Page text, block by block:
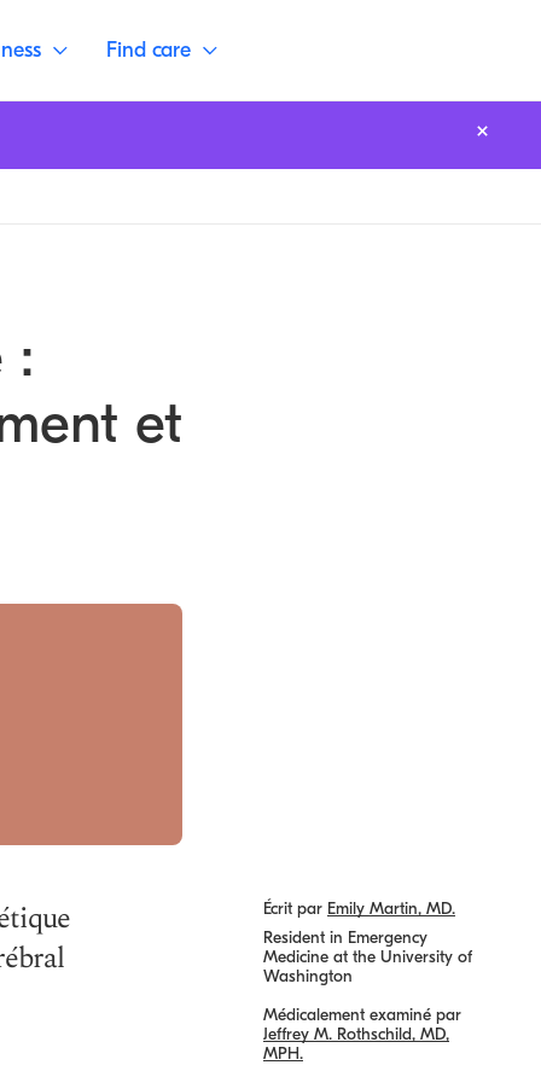
Find care
:
et
Écrit par Emily Martin, MD.
Resident in Emergency
Medicine at the University of
Washington
Médicalement examiné par
Jeffrey M. Rothschild, MD,
MPH.